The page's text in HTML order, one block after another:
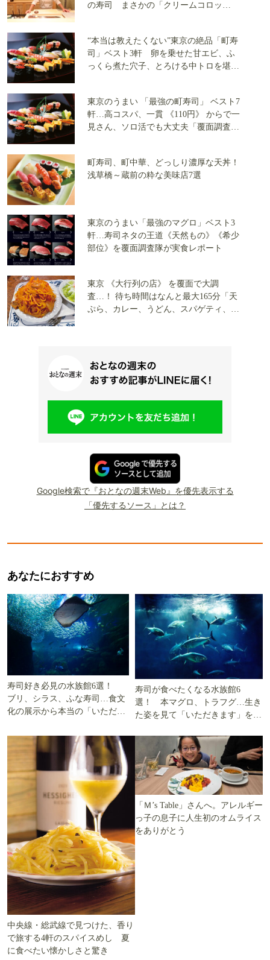
の寿司 まさかの「クリームコロッ
“本当は教えたくない”東京の絶品「町寿
司」ベスト3軒 卵を乗せた甘エビ、ふ
っくら煮た穴子、とろける中トロを堪
東京のうまい 「最強の町寿司」 ベスト7
軒…高コスパ、一貫 《110円》 からで一
見さん、ソロ活でも大丈夫「覆面調査隊
町寿司、町中華、どっしり濃厚な天丼！
浅草橋～蔵前の粋な美味店7選
東京のうまい「最強のマグロ」ベスト3
軒…寿司ネタの王道《天然もの》《希少
部位》を覆面調査隊が実食レポート
東京 《大行列の店》 を覆面で大調
査…！ 待ち時間はなんと最大165分「天
ぷら、カレー、うどん、スパゲティ、お
Google検索で『おとなの週末Web』を優先表示する
「優先するソース」とは？
あなたにおすすめ
寿司好き必見の水族館6選！
ブリ、シラス、ふな寿司…食文
化の展示から本当の「いただき
寿司が食べたくなる水族館6
選！ 本マグロ、トラフグ…生き
た姿を見て「いただきます」を考
中央線・総武線で見つけた、香り
で旅する4軒のスパイスめし 夏
に食べたい懐かしさと驚き
「Ｍ’s Table」さんへ。アレルギー
っ子の息子に人生初のオムライス
をありがとう